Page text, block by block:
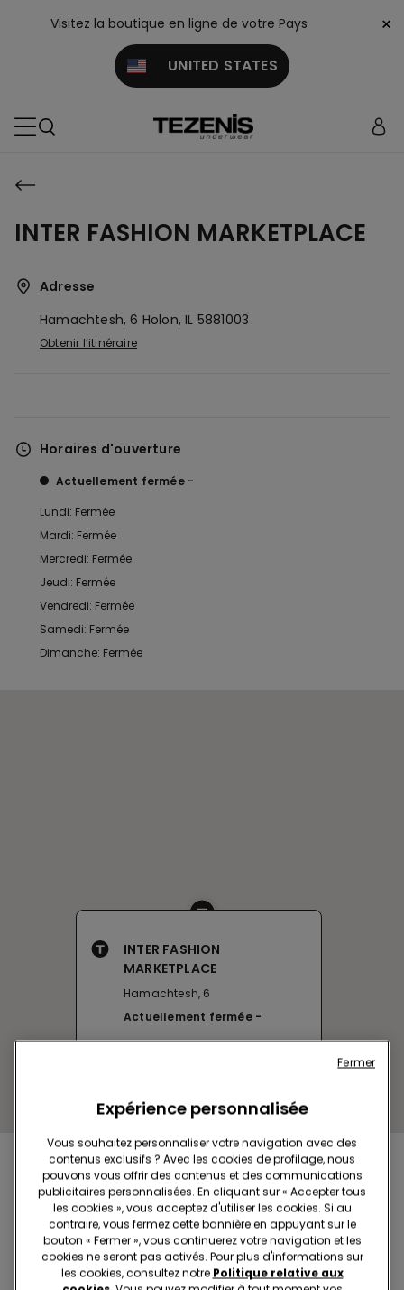
Visitez la boutique en ligne de votre Pays
UNITED STATES
×
INTER FASHION MARKETPLACE
Adresse
Hamachtesh, 6 Holon, IL 5881003
Obtenir l’itinéraire
Horaires d'ouverture
Actuellement fermée
Lundi: Fermée
Mardi: Fermée
Mercredi: Fermée
Jeudi: Fermée
Vendredi: Fermée
Samedi: Fermée
Dimanche: Fermée
INTER FASHION
MARKETPLACE
Hamachtesh, 6
Actuellement fermée
Achetez en magasin et recevez lacommande où
que vous soyez
Achetez en ligne et récupérezvotre commande
en magasin
Expérience personnalisée
Vous souhaitez personnaliser votre navigation avec des
contenus exclusifs ? Avec les cookies de profilage, nous
pouvons vous offrir des contenus et des communications
publicitaires personnalisées. En cliquant sur « Accepter tous
les cookies », vous acceptez d'utiliser les cookies. Si au
contraire, vous fermez cette bannière en appuyant sur le
bouton « Fermer », vous continuerez votre navigation et les
cookies ne seront pas activés. Pour plus d'informations sur
les cookies, consultez notre Politique relative aux
Fermer